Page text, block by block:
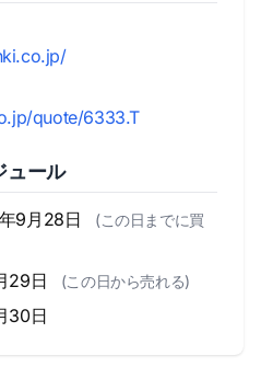
quote/6333.T
ュール
9月28日
(この日までに買
29日 (この日から売れる)
30日